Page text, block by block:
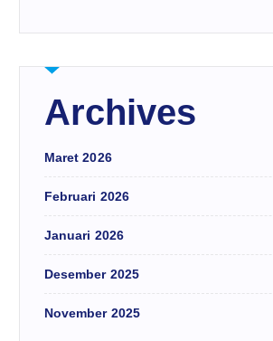
Archives
Maret 2026
Februari 2026
Januari 2026
Desember 2025
November 2025